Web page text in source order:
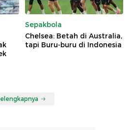
Sepakbola
Chelsea: Betah di Australia,
tapi Buru-buru di Indonesia